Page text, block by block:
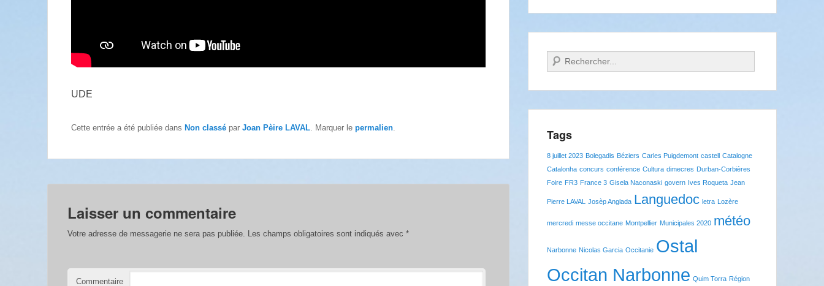
UDE
Cette entrée a été publiée dans Non classé par Joan Pèire LAVAL. Marquer le permalien.
Laisser un commentaire
Votre adresse de messagerie ne sera pas publiée. Les champs obligatoires sont indiqués avec *
Commentaire
Recherche
Tags
8 juillet 2023 Bolegadis Béziers Carles Puigdemont castell Catalogne
Catalonha concurs conférence Cultura dimecres Durban-Corbières
Foire FR3 France 3 Gisela Naconaski govern Ives Roqueta Jean
Pierre LAVAL Josèp Anglada Languedoc letra Lozère
mercredi messe occitane Montpellier Municipales 2020 météo
Narbonne Nicolas Garcia Occitanie Ostal
Occitan Narbonne Quim Torra Région